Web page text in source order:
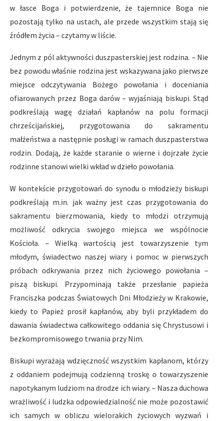
w łasce Boga i potwierdzenie, że tajemnice Boga nie
pozostają tylko na ustach, ale przede wszystkim stają się
źródłem życia – czytamy w liście.
Jednym z pól aktywności duszpasterskiej jest rodzina. – Nie
bez powodu właśnie rodzina jest wskazywana jako pierwsze
miejsce odczytywania Bożego powołania i doceniania
ofiarowanych przez Boga darów – wyjaśniają biskupi. Stąd
podkreślają wagę działań kapłanów na polu formacji
chrześcijańskiej, przygotowania do sakramentu
małżeństwa a następnie posługi w ramach duszpasterstwa
rodzin. Dodają, że każde staranie o wierne i dojrzałe życie
rodzinne stanowi wielki wkład w dzieło powołania.
W kontekście przygotowań do synodu o młodzieży biskupi
podkreślają m.in. jak ważny jest czas przygotowania do
sakramentu bierzmowania, kiedy to młodzi otrzymują
możliwość odkrycia swojego miejsca we wspólnocie
Kościoła. – Wielką wartością jest towarzyszenie tym
młodym, świadectwo naszej wiary i pomoc w pierwszych
próbach odkrywania przez nich życiowego powołania –
piszą biskupi. Przypominają także przesłanie papieża
Franciszka podczas Światowych Dni Młodzieży w Krakowie,
kiedy to Papież prosił kapłanów, aby byli przykładem do
dawania świadectwa całkowitego oddania się Chrystusowi i
bezkompromisowego trwania przy Nim.
Biskupi wyrażają wdzięczność wszystkim kapłanom, którzy
z oddaniem podejmują codzienną troskę o towarzyszenie
napotykanym ludziom na drodze ich wiary. – Nasza duchowa
wrażliwość i ludzka odpowiedzialność nie może pozostawić
ich samych w obliczu wielorakich życiowych wyzwań i